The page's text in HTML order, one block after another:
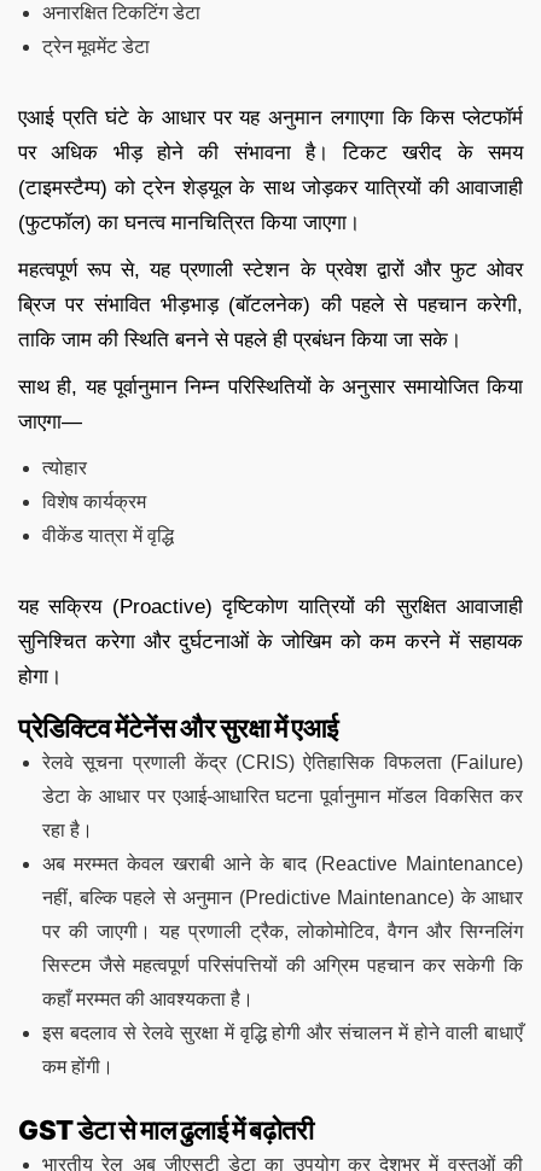
अनारक्षित टिकटिंग डेटा
ट्रेन मूवमेंट डेटा
एआई प्रति घंटे के आधार पर यह अनुमान लगाएगा कि किस प्लेटफॉर्म
पर अधिक भीड़ होने की संभावना है। टिकट खरीद के समय
(टाइमस्टैम्प) को ट्रेन शेड्यूल के साथ जोड़कर यात्रियों की आवाजाही
(फुटफॉल) का घनत्व मानचित्रित किया जाएगा।
महत्वपूर्ण रूप से, यह प्रणाली स्टेशन के प्रवेश द्वारों और फुट ओवर
ब्रिज पर संभावित भीड़भाड़ (बॉटलनेक) की पहले से पहचान करेगी,
ताकि जाम की स्थिति बनने से पहले ही प्रबंधन किया जा सके।
साथ ही, यह पूर्वानुमान निम्न परिस्थितियों के अनुसार समायोजित किया
जाएगा—
त्योहार
विशेष कार्यक्रम
वीकेंड यात्रा में वृद्धि
यह सक्रिय (Proactive) दृष्टिकोण यात्रियों की सुरक्षित आवाजाही
सुनिश्चित करेगा और दुर्घटनाओं के जोखिम को कम करने में सहायक
होगा।
प्रेडिक्टिव मेंटेनेंस और सुरक्षा में एआई
रेलवे सूचना प्रणाली केंद्र (CRIS) ऐतिहासिक विफलता (Failure)
डेटा के आधार पर एआई-आधारित घटना पूर्वानुमान मॉडल विकसित कर
रहा है।
अब मरम्मत केवल खराबी आने के बाद (Reactive Maintenance)
नहीं, बल्कि पहले से अनुमान (Predictive Maintenance) के आधार
पर की जाएगी। यह प्रणाली ट्रैक, लोकोमोटिव, वैगन और सिग्नलिंग
सिस्टम जैसे महत्वपूर्ण परिसंपत्तियों की अग्रिम पहचान कर सकेगी कि
कहाँ मरम्मत की आवश्यकता है।
इस बदलाव से रेलवे सुरक्षा में वृद्धि होगी और संचालन में होने वाली बाधाएँ
कम होंगी।
GST डेटा से माल ढुलाई में बढ़ोतरी
भारतीय रेल अब जीएसटी डेटा का उपयोग कर देशभर में वस्तुओं की